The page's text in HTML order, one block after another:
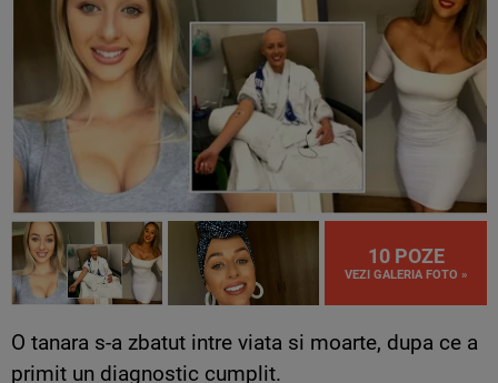
10 POZE
VEZI GALERIA FOTO »
O tanara s-a zbatut intre viata si moarte, dupa ce a
primit un diagnostic cumplit.